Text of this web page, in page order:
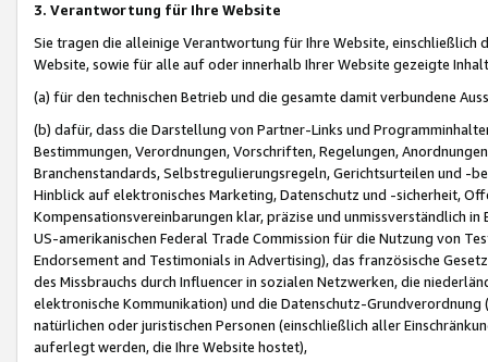
3. Verantwortung für Ihre Website
Sie tragen die alleinige Verantwortung für Ihre Website,
Website, sowie für alle auf oder innerhalb Ihrer Website gezeigte
(a) für den technischen Betrieb und die gesamte damit verbundene
(b) dafür, dass die Darstellung von Partner-Links und
Bestimmungen, Verordnungen, Vorschriften, Regelungen,
Branchenstandards, Selbstregulierungsregeln, Gerichtsurteilen und -
Hinblick auf elektronisches Marketing, Datenschutz und -sicherheit,
Kompensationsvereinbarungen klar, präzise und unmissverständlich
US-amerikanischen Federal Trade Commission für die Nutzung von
Endorsement and Testimonials in Advertising), das französische
des Missbrauchs durch Influencer in sozialen Netzwerken, die
elektronische Kommunikation) und die Datenschutz-
natürlichen oder juristischen Personen (einschließlich aller
auferlegt werden, die Ihre Website hostet),